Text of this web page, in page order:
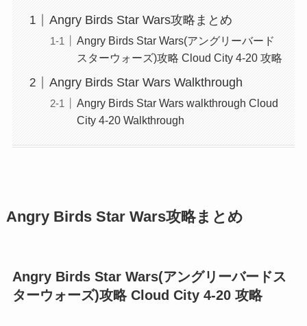
Angry Birds Star Wars攻略まとめ
Angry Birds Star Wars(アングリーバード
スターウォーズ)攻略 Cloud City 4-20 攻略
Angry Birds Star Wars Walkthrough
Angry Birds Star Wars walkthrough Cloud
City 4-20 Walkthrough
Angry Birds Star Wars攻略まとめ
Angry Birds Star Wars(アングリーバードス
ターウォーズ)攻略 Cloud City 4-20 攻略